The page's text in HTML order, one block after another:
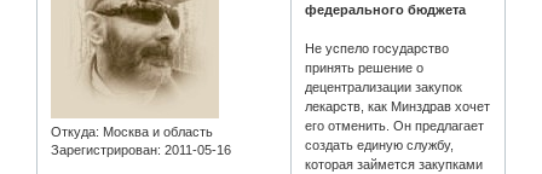
Откуда: Москва и область
Зарегистрирован: 2011-05-16
федерального бюджета
Не успело государство
принять решение о
децентрализации закупок
лекарств, как Минздрав хочет
его отменить. Он предлагает
создать единую службу,
которая займется закупками